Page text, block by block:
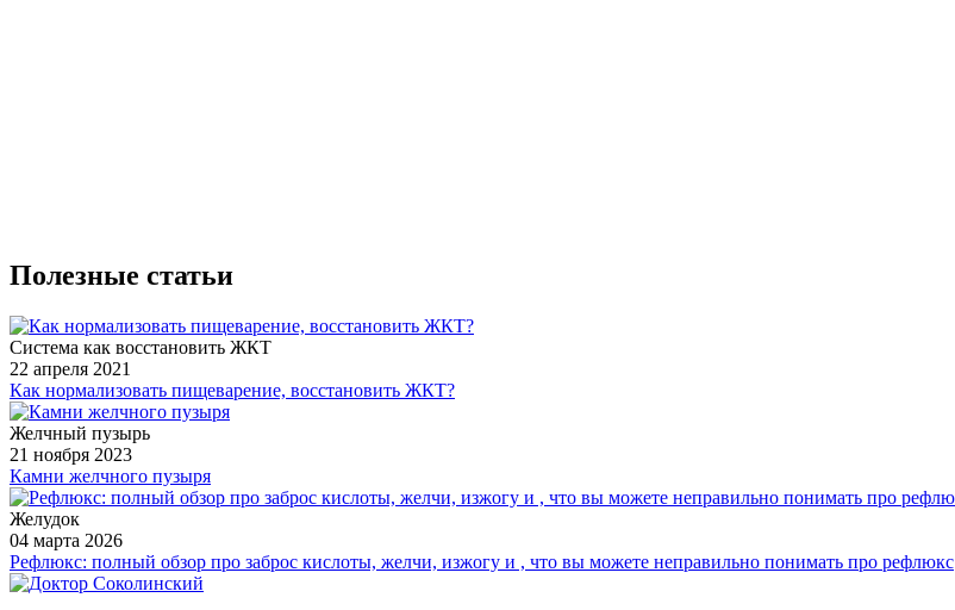
Полезные статьи
Система как восстановить ЖКТ
22 апреля 2021
Как нормализовать пищеварение, восстановить ЖКТ?
Желчный пузырь
21 ноября 2023
Камни желчного пузыря
Желудок
04 марта 2026
Рефлюкс: полный обзор про заброс кислоты, желчи, изжогу и , что вы можете неправильно понимать про рефлюкс